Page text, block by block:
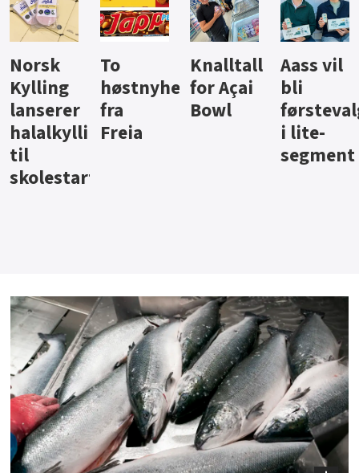
Knalltall
for Açai
Bowl
Aass vil
bli
førstevalg
i lite-
Brus og
jus fra
Berentsen
Hard
iste fra
Hansa